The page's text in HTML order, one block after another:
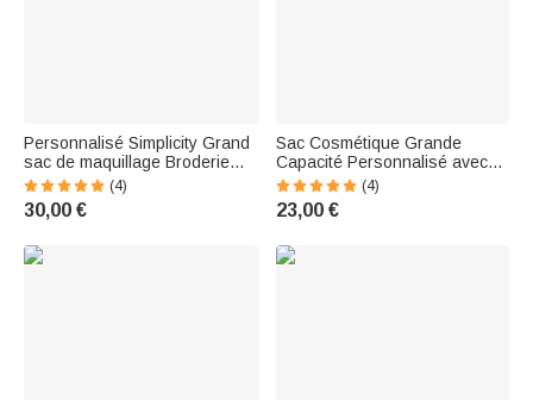
Personnalisé Simplicity Grand
sac de maquillage Broderie
Nom Sac cosmétique en cuir
Fentes multiples Voyage
Essentiels Bridesmaid Shower
(4)
30,00 €
Sac Cosmétique Grande
Capacité Personnalisé avec
Nom Image de Fille Style
Rouge à Lèvres Essentiel
Portable pour Voyage Cadeau
(4)
23,00 €